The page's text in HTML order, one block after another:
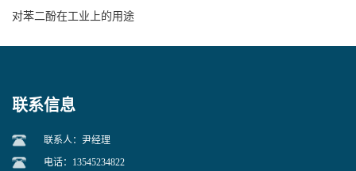
对苯二酚在工业上的用途
联系信息
联系人：尹经理
电话：13545234822